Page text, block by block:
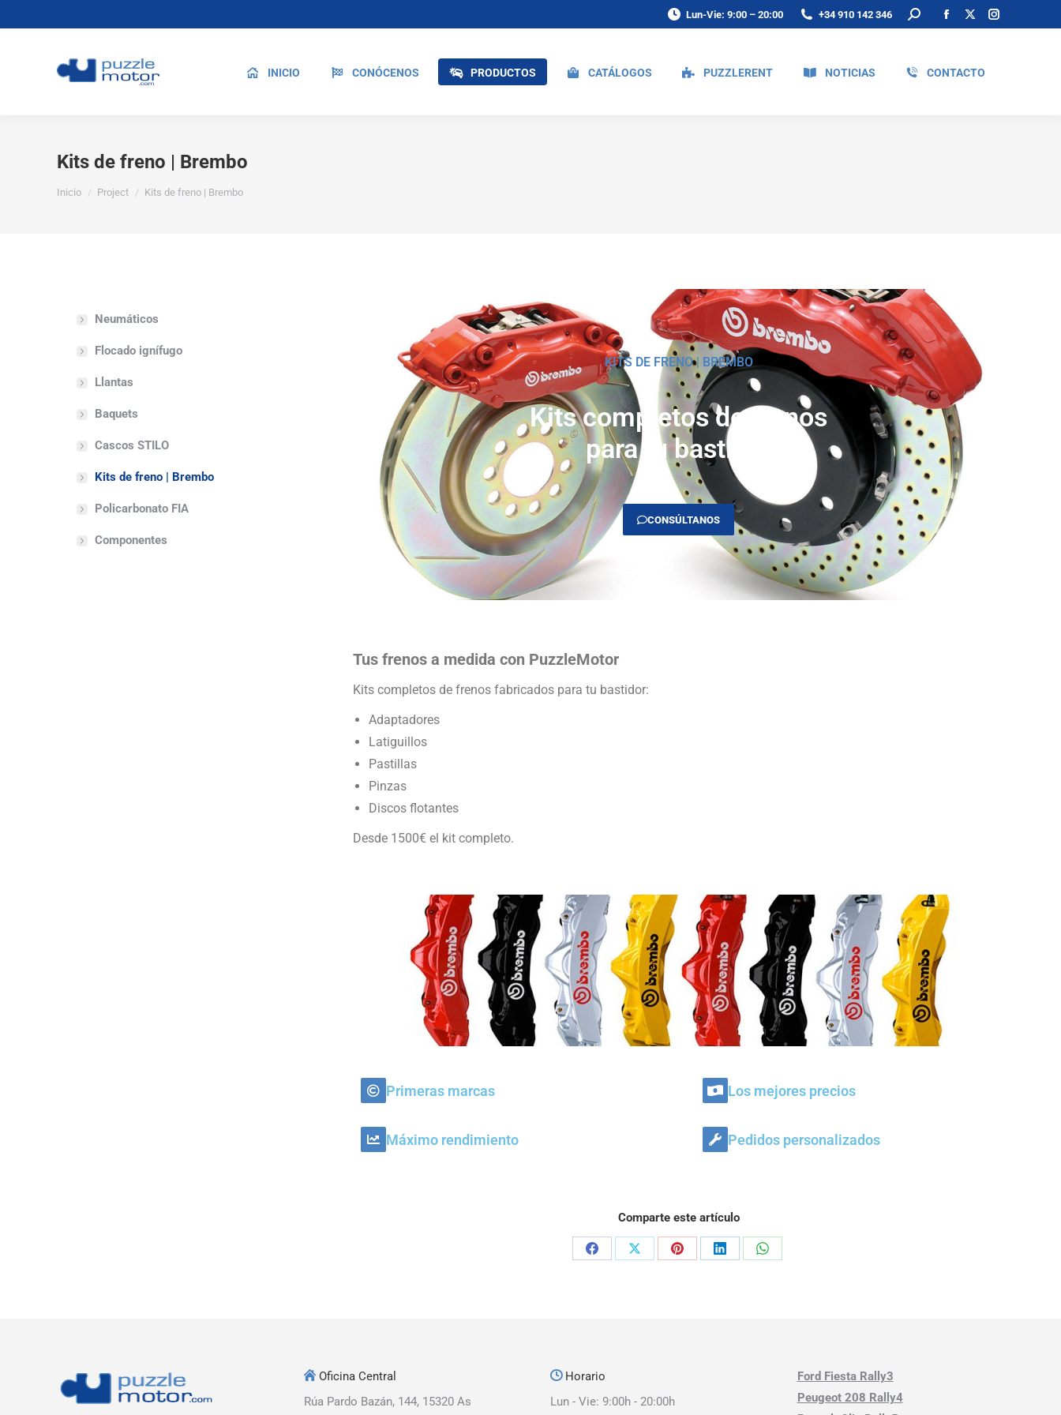
Lun-Vie: 9:00 – 20:00 +34 910 142 346
INICIO CONÓCENOS PRODUCTOS CATÁLOGOS PUZZLERENT NOTICIAS CONTACTO
Kits de freno | Brembo
Estás aquí:
Inicio Project Kits de freno | Brembo
KITS DE FRENO | BREMBO
Kits completos de frenos
para tu bastidor
CONSÚLTANOS
Tus frenos a medida con PuzzleMotor
Kits completos de frenos fabricados para tu bastidor:
Adaptadores
Latiguillos
Pastillas
Pinzas
Discos flotantes
Desde 1500€ el kit completo.
Primeras marcas
Máximo rendimiento
Los mejores precios
Pedidos personalizados
Comparte este artículo
Neumáticos
Flocado ignífugo
Llantas
Baquets
Cascos STILO
Kits de freno | Brembo
Policarbonato FIA
Componentes
Oficina Central
Rúa Pardo Bazán, 144, 15320 As
Horario
Lun - Vie: 9:00h - 20:00h
Ford Fiesta Rally3
Peugeot 208 Rally4